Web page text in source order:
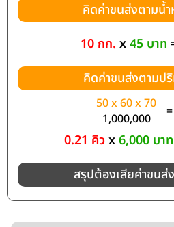
คิดค่าขนส่งตามน้
10 กก. x45 บาท
คิดค่าขนส่งตามป
50 x 60 x 70
1,000,000
=
0.21 คิวx6,000 บาท
สรุปต้องเสียค่าขนส่